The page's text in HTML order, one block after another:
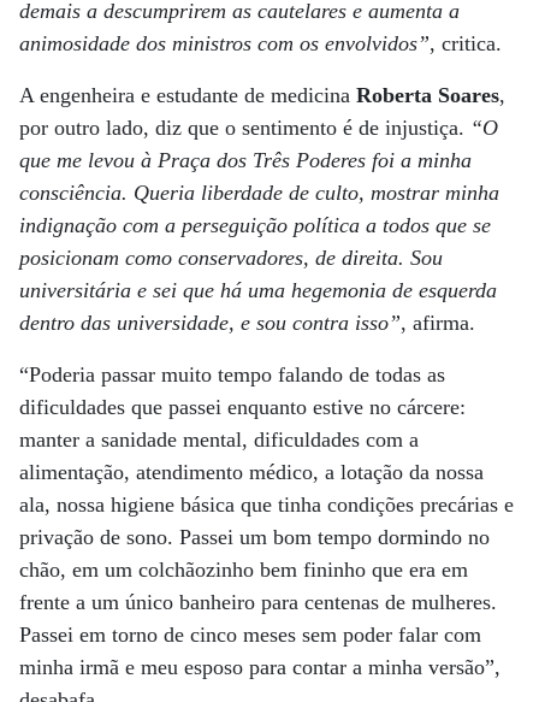
demais a descumprirem as cautelares e aumenta a
animosidade dos ministros com os envolvidos”, critica.
A engenheira e estudante de medicina Roberta Soares,
por outro lado, diz que o sentimento é de injustiça. “O
que me levou à Praça dos Três Poderes foi a minha
consciência. Queria liberdade de culto, mostrar minha
indignação com a perseguição política a todos que se
posicionam como conservadores, de direita. Sou
universitária e sei que há uma hegemonia de esquerda
dentro das universidade, e sou contra isso”, afirma.
“Poderia passar muito tempo falando de todas as
dificuldades que passei enquanto estive no cárcere:
manter a sanidade mental, dificuldades com a
alimentação, atendimento médico, a lotação da nossa
ala, nossa higiene básica que tinha condições precárias e
privação de sono. Passei um bom tempo dormindo no
chão, em um colchãozinho bem fininho que era em
frente a um único banheiro para centenas de mulheres.
Passei em torno de cinco meses sem poder falar com
minha irmã e meu esposo para contar a minha versão”,